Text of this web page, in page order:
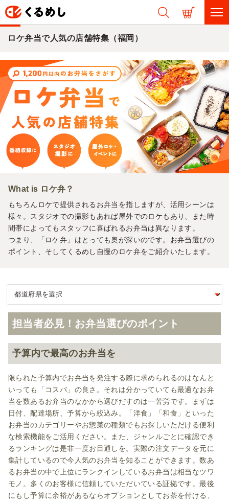
ロケ弁当で人気の店舗特集（福岡）
What is ロケ弁？
もちろんロケで提供されるお弁当を指しますが、活用シーンは
様々。スタジオでの撮影もあれば屋外でのロケもあり、また時
間帯によってもスタッフに喜ばれるお弁当は異なります。
つまり、「ロケ弁」はとっても奥が深いのです。お弁当選びの
ポイント、そしてくるめし自慢のロケ弁をご紹介いたします。
担当者必見！お弁当選びのポイント
予算内で最高のお弁当を
限られた予算内でお弁当を発注する際に求められるのはなんと
いっても「コスパ」の良さ。それは分かっていても最適なお弁
当を数あるお弁当のなかから選びだすのは一苦労です。まずは
日付、配達場所、予算から絞込み。「洋食」「和食」といった
お弁当のカテゴリーやお惣菜の種類でもお探しいただける便利
な検索機能をご活用ください。また、ジャンルごとに確認でき
るランキングは是非一度お目通しを。実際の注文データを元に
集計しているので今人気のお弁当を知ることができます。数あ
るお弁当の中で上位にランクインしているお弁当は相当なツワ
モノ。多くのお客様に信頼していただいている証拠です。最後
にもし予算に余裕があるならオプションとしてお茶を付ける、